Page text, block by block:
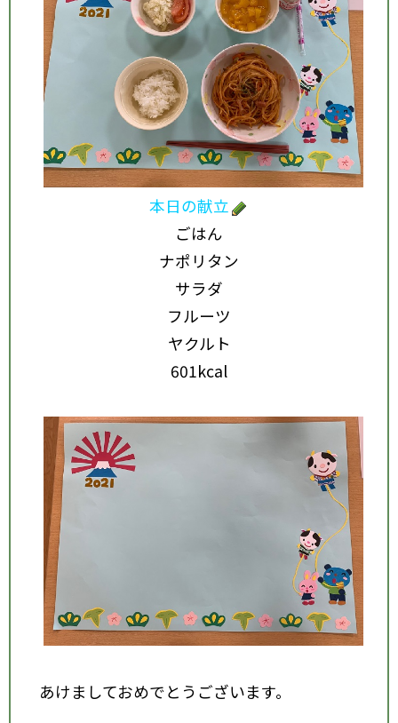
本日の献立
ごはん
ナポリタン
サラダ
フルーツ
ヤクルト
601kcal
あけましておめでとうございます。